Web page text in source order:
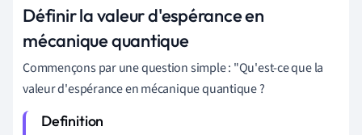
Définir la valeur d'espérance en
mécanique quantique
Commençons par une question simple : "Qu'est-ce que la
valeur d'espérance en mécanique quantique ?